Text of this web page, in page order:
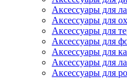
Аксессуары для
Аксессуары для
Аксессуары для
Аксессуары для
Аксессуары для
Аксессуары для
Аксессуары для